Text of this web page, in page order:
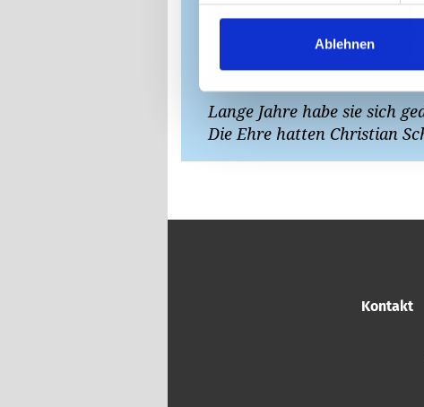
Ablehnen
Lange Jahre habe sie sich
Die Ehre hatten Christian
Kontakt